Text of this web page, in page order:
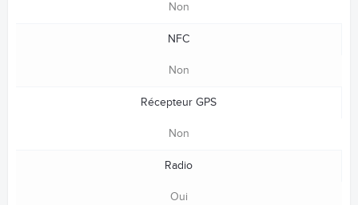
Non
NFC
Non
Récepteur GPS
Non
Radio
Oui